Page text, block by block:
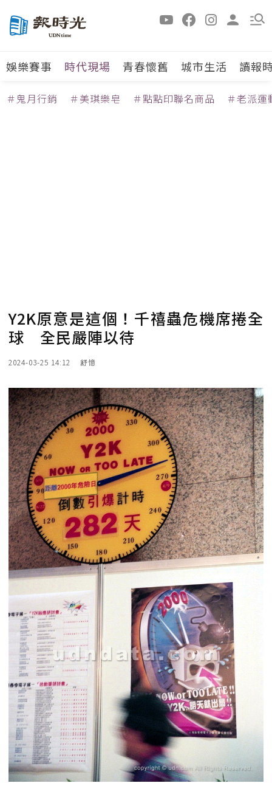
娛樂賽事 時代現場 青春懷舊 城市生活 讀報
＃鬼月行銷 ＃美琪樂皂 ＃點點印聯名商品 ＃老派運
Y2K原意是這個！千禧蟲危機席捲全
球 全民嚴陣以待
2024-03-25 14:12 舒憶